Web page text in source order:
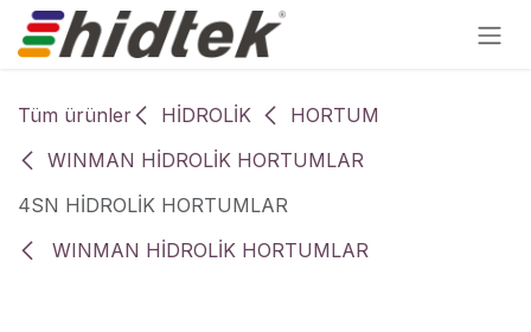
İçereği Atla
Tüm ürünler HİDROLİK
HORTUM
WINMAN HİDROLİK HORTUMLAR
4SN HİDROLİK HORTUMLAR
WINMAN HİDROLİK HORTUMLAR